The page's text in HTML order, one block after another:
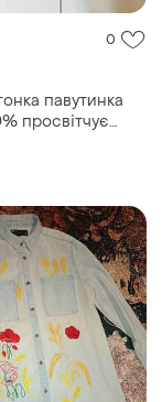
0
павутинка
просвітчує
смерагтова